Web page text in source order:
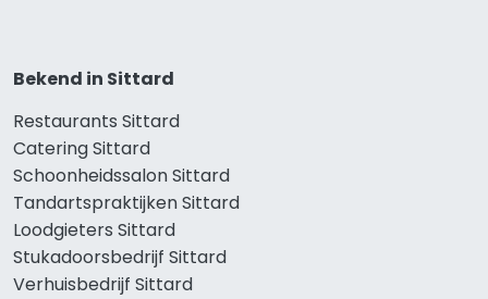
Bekend in Sittard
Restaurants Sittard
Catering Sittard
Schoonheidssalon Sittard
Tandartspraktijken Sittard
Loodgieters Sittard
Stukadoorsbedrijf Sittard
Verhuisbedrijf Sittard